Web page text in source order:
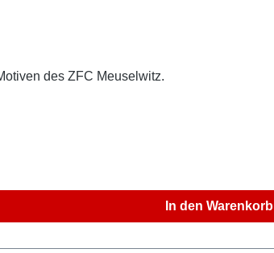
des ZFC Meuselwitz.
In den Warenkorb